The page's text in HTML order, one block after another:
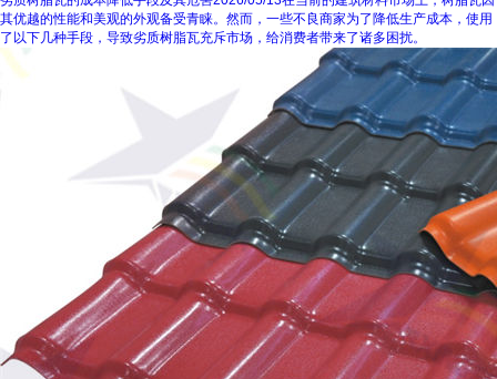
其优越的性能和美观的外观备受青睐。然而，一些不良商家为了降低生产成本，使用
了以下几种手段，导致劣质树脂瓦充斥市场，给消费者带来了诸多困扰。